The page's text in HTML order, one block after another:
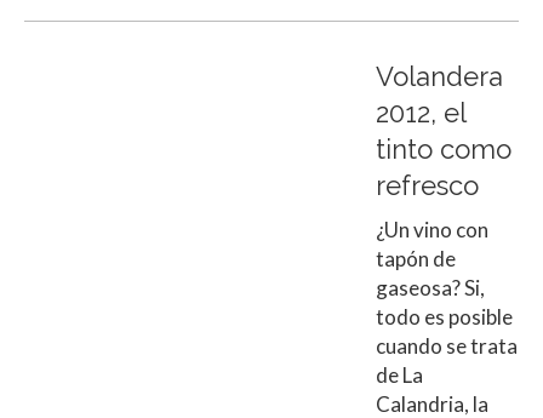
Volandera
2012, el
tinto como
refresco
¿Un vino con
tapón de
gaseosa? Si,
todo es posible
cuando se trata
de La
Calandria, la